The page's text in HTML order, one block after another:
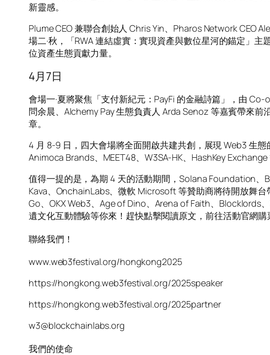
新靈感。
Plume CEO 兼聯合創始人 Chris Yin、Pharos Network CEO
場二·秋，「RWA 連結虛實：實現資產與數位星河的錨定」
位資產生態貢獻力量。
4月7日
會場一·夏將聚焦「支付新紀元：PayFi 的金融詩篇」，由
問余晨、Alchemy Pay 生態負責人 Arda Senoz 等嘉賓帶來
章。
4 月 8-9 日，四大會場將全面開啟共建共創，展現 Web3 生
Animoca Brands、MEET48、W3SA-HK、HashKey
值得一提的是，為期 4 天的活動期間，Solana Foundation、
Kava、OnchainLabs、微軟 Microsoft 等贊助商將待開放舞
Go、OKX Web3、Age of Dino、Arena of Faith、
遺文化互動體驗等你來！趕快點擊閱讀原文，前往活動官網購
聯絡我們！
www.web3festival.org/hongkong2025
https://hongkong.web3festival.org/2025speaker
https://hongkong.web3festival.org/2025partner
w3@blockchainlabs.org
我們的使命